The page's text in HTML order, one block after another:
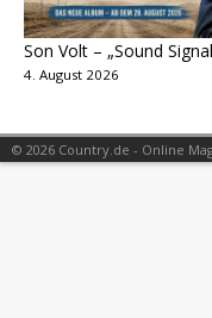
Son Volt – „Sound
4. August 2026
© 2026 Country.de - Online